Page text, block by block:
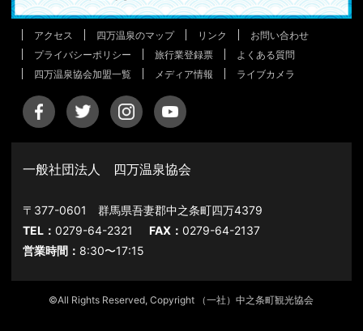
アクセス 四万温泉のマップ リンク
お問い合わせ
プライバシーポリシー
旅行業登録票
よくある質問
四万温泉協会加盟一覧
メディア情報 ライブカメラ
一般社団法人 四万温泉協会
〒377-0601 群馬県吾妻郡中之条町四万4379
TEL：0279-64-2321 FAX：0279-64-2137
営業時間： 8:30〜17:15
©All Rights Reserved, Copyright （一社）中之条町観光協会